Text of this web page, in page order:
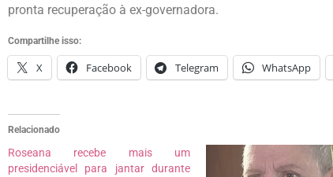
pronta recuperação à ex-governadora.
Compartilhe isso:
X Facebook Telegram WhatsApp
Relacionado
Roseana recebe mais um
presidenciável para jantar durante